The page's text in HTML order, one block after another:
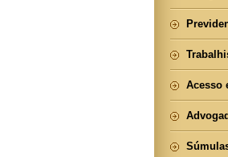
Acesso